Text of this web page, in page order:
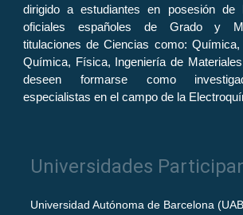
dirigido a estudiantes en posesión de
oficiales españoles de Grado y
titulaciones de Ciencias como: Química,
Química, Física, Ingeniería de
deseen formarse como
especialistas en el campo de la
Universidades
Universidad Autónoma de Barcelona